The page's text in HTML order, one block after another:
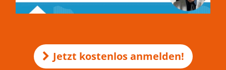
Jetzt kostenlos anmelden!